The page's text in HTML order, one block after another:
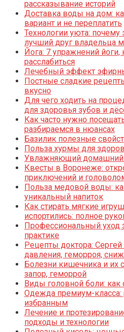
рассказывание историй
Доставка воды на дом:
вариант и не переплатить
Технологии уюта:
лучший друг владельца
Йога: 7 упражнений йоги,
расслабиться
Лечебный эффект
Постные сладкие
вкусно
Для чего ходить на
для здоровья зубов и
Как часто нужно
разбираемся в нюансах
Базилик полезные
Польза хурмы для
Увлажняющий домашний
Квесты в Воронеже:
приключений и
Польза медовой воды:
уникальный напиток
Как стирать мягкие
испортились: полное
Профессиональный уход
практике
Рецепты доктора:
давления, геморроя,
Болезни кишечника и их
запор, геморрой
Виды головной боли: как
Одежда премиум-класса:
избранным
Лечение и
подходы и технологии